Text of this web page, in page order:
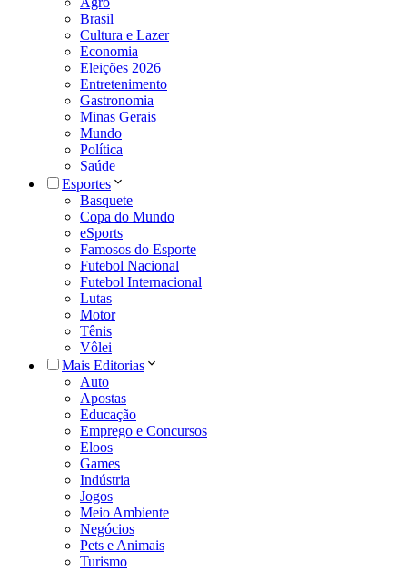
Brasil
Cultura e Lazer
Economia
Eleições 2026
Entretenimento
Gastronomia
Minas Gerais
Mundo
Política
Saúde
Esportes
Basquete
Copa do Mundo
eSports
Famosos do Esporte
Futebol Nacional
Futebol Internacional
Lutas
Motor
Tênis
Vôlei
Mais Editorias
Auto
Apostas
Educação
Emprego e Concursos
Eloos
Games
Indústria
Jogos
Meio Ambiente
Negócios
Pets e Animais
Turismo